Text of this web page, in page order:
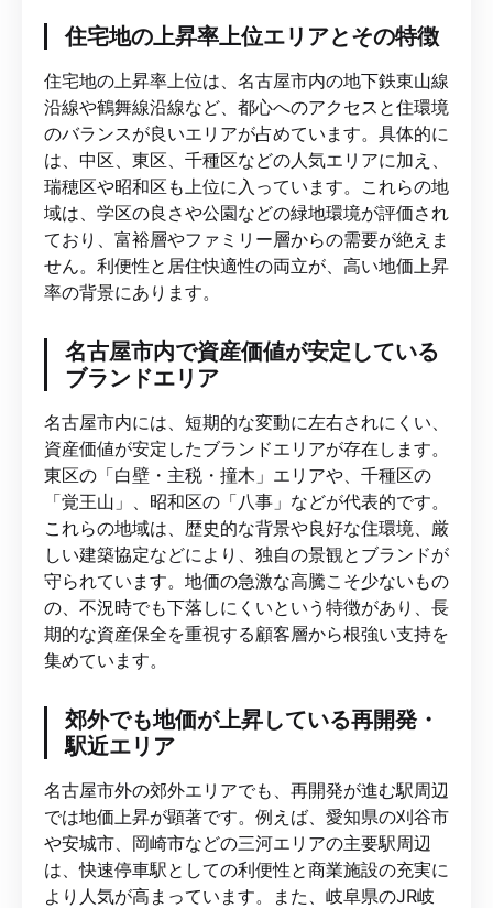
住宅地の上昇率上位エリアとその特徴
住宅地の上昇率上位は、名古屋市内の地下鉄東山線
沿線や鶴舞線沿線など、都心へのアクセスと住環境
のバランスが良いエリアが占めています。具体的に
は、中区、東区、千種区などの人気エリアに加え、
瑞穂区や昭和区も上位に入っています。これらの地
域は、学区の良さや公園などの緑地環境が評価され
ており、富裕層やファミリー層からの需要が絶えま
せん。利便性と居住快適性の両立が、高い地価上昇
率の背景にあります。
名古屋市内で資産価値が安定している
ブランドエリア
名古屋市内には、短期的な変動に左右されにくい、
資産価値が安定したブランドエリアが存在します。
東区の「白壁・主税・撞木」エリアや、千種区の
「覚王山」、昭和区の「八事」などが代表的です。
これらの地域は、歴史的な背景や良好な住環境、厳
しい建築協定などにより、独自の景観とブランドが
守られています。地価の急激な高騰こそ少ないもの
の、不況時でも下落しにくいという特徴があり、長
期的な資産保全を重視する顧客層から根強い支持を
集めています。
郊外でも地価が上昇している再開発・
駅近エリア
名古屋市外の郊外エリアでも、再開発が進む駅周辺
では地価上昇が顕著です。例えば、愛知県の刈谷市
や安城市、岡崎市などの三河エリアの主要駅周辺
は、快速停車駅としての利便性と商業施設の充実に
より人気が高まっています。また、岐阜県のJR岐